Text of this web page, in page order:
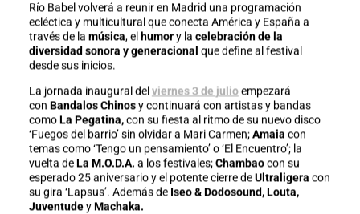
Río Babel volverá a reunir en Madrid una programación
ecléctica y multicultural que conecta América y España a
través de la música, elhumory la celebración de la
diversidad sonora y generacional que define al festival
desde sus inicios.
La jornada inaugural delviernes 3 de julioempezará
con Bandalos Chinosy continuará con artistas y bandas
comoLa Pegatina,con su fiesta al ritmo de su nuevo disco
‘Fuegos del barrio’ sin olvidar a Mari Carmen;Amaia con
temas como ‘Tengo un pensamiento’ o ‘El Encuentro’; la
vuelta deLa M.O.D.A. a los festivales;Chambaocon su
esperado 25 aniversario y el potente cierre deUltraligera con
su gira ‘Lapsus’. Además deIseo & Dodosound, Louta,
JuventudeyMachaka.